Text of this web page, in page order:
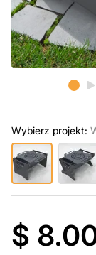
Wybierz projekt:
$